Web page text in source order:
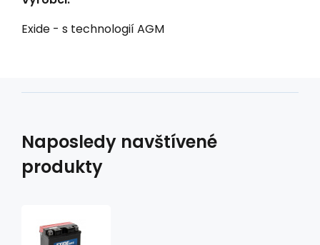
Exide - s technologií AGM
Naposledy navštívené
produkty